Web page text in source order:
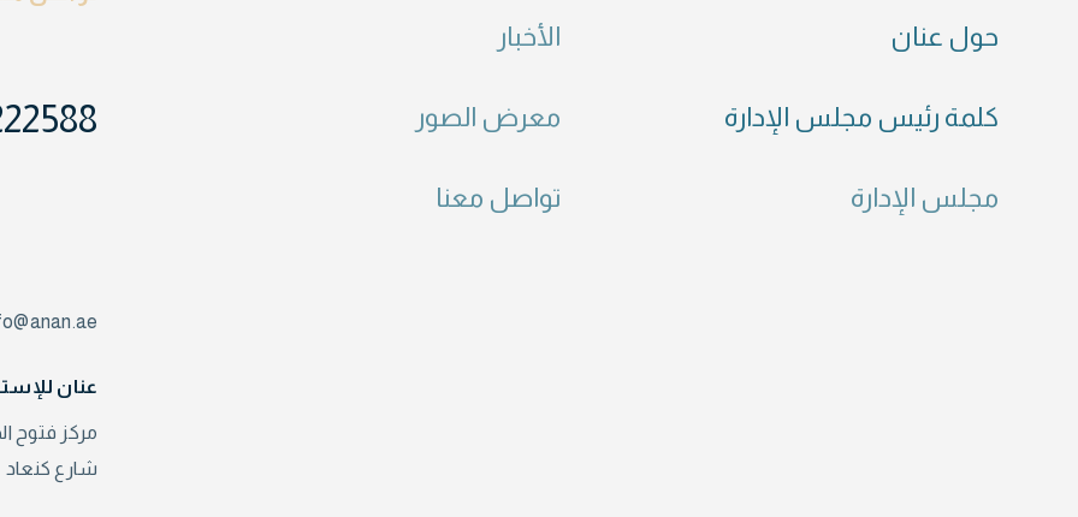
حول عنان
كلمة رئيس مجلس الإدارة
مجلس الإدارة
الأخبار
معرض الصور
تواصل معنا
عنان
مركز فتوح الخير – برج
شارع كنعاد –